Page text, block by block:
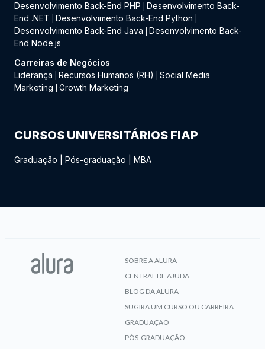
Desenvolvimento Back-End PHP
Desenvolvimento Back-
End .NET
Desenvolvimento Back-End Python
Desenvolvimento Back-End Java
Desenvolvimento Back-
End Node.js
Carreiras de Negócios
Liderança
Recursos Humanos (RH)
Social Media
Marketing
Growth Marketing
CURSOS UNIVERSITÁRIOS FIAP
Graduação Pós-graduação MBA
SOBRE A ALURA
CENTRAL DE AJUDA
BLOG DA ALURA
SUGIRA UM CURSO OU CARREIRA
GRADUAÇÃO
PÓS-GRADUAÇÃO